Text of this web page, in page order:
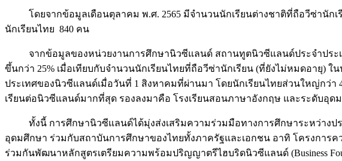
โดยจากข้อมูลเดือนตุลาคม พ.ศ. 2565 มีจำนวนนักเรียนต่างชาติที่ถือวีซ่านัก
นักเรียนไทย 840 คน
จากข้อมูลของหน่วยงานการศึกษานิวซีแลนด์ สถานทูตนิวซีแลนด์ประจำประ
ขึ้นกว่า 25% เมื่อเทียบกับจำนวนนักเรียนไทยที่ถือวีซ่านักเรียน (ที่ยังไม่หมดอายุ)
ประเทศของนิวซีแลนด์เมื่อวันที่ 1 สิงหาคมที่ผ่านมา โดยนักเรียนไทยส่วนใหญ่กว่า
เรียนต่อนิวซีแลนด์มากที่สุด รองลงมาคือ โรงเรียนสอนภาษาอังกฤษ และระดับอุด
ทั้งนี้ การศึกษานิวซีแลนด์ได้มุ่งส่งเสริมความร่วมมือทางการศึกษาระหว่างป
อุดมศึกษา ร่วมกับสถาบันการศึกษาของไทยทั้งภาครัฐและเอกชน อาทิ โครงกา
ร่วมกันพัฒนาหลักสูตรเตรียมความพร้อมปริญญาตรีไฮบริดนิวซีแลนด์ (Business